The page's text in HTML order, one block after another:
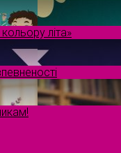
літа»